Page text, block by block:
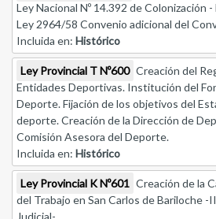
Ley Nacional Nº 14.392 de Colonización
Ley 2964/58 Convenio adicional del
Incluida en: Histórico
Ley Provincial T Nº600 Creación del
Entidades Deportivas. Institución del
Deporte. Fijación de los objetivos del
deporte. Creación de la Dirección de
Comisión Asesora del Deporte.
Incluida en: Histórico
Ley Provincial K Nº601 Creación de la
del Trabajo en San Carlos de Bariloche